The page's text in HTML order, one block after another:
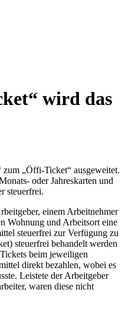
wird das
„Öffi-Ticket“ ausgeweitet.
oder Jahreskarten und
steuerfrei.
einem Arbeitnehmer
Wohnung und Arbeitsort eine
steuerfrei zur Verfügung zu
steuerfrei behandelt werden
beim jeweiligen
direkt bezahlen, wobei es
Leistete der Arbeitgeber
waren diese nicht